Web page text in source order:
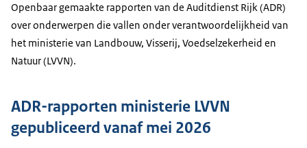
Openbaar gemaakte rapporten van de Auditdienst Rijk (ADR)
over onderwerpen die vallen onder verantwoordelijkheid van
het ministerie van Landbouw, Visserij, Voedselzekerheid en
Natuur (LVVN).
ADR-rapporten ministerie LVVN
gepubliceerd vanaf mei 2026